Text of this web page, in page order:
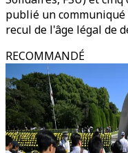
publié un
recul de l'âge légal de
RECOMMANDÉ